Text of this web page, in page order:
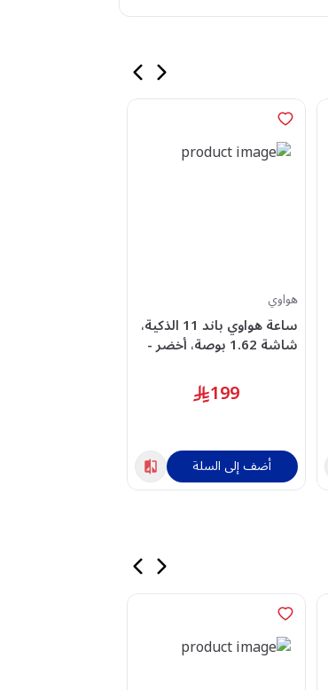
هواوي
ساعة هواوي باند 11 الذكية،
شاشة 1.62 بوصة، أخضر -
199
أضف إلى السلة